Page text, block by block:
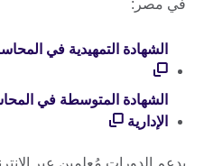
في مصر:
الشهادة التمهيدية في
الشهادة المتوسطة في
الإدارية
يدعم الدورات مُعلمين عبر